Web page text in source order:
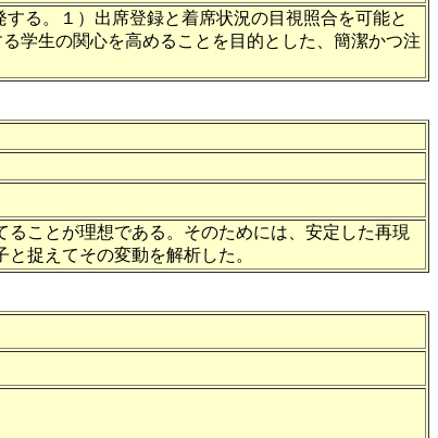
る。１）出席登録と着席状況の目視照合を可能と
学生の関心を高めることを目的とした、簡潔かつ注
ことが理想である。そのためには、安定した再現
捉えてその変動を解析した。